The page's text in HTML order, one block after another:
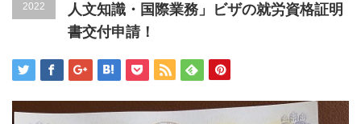
2022
人文知識・国際業務」ビザの就労資格証明
書交付申請！